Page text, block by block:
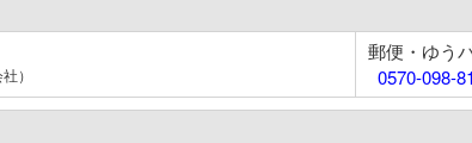
）
郵便・ゆう
0570-098-